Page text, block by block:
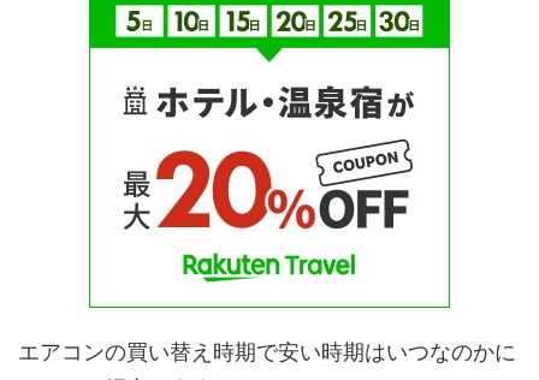
エアコンの買い替え時期で安い時期はいつなのかに